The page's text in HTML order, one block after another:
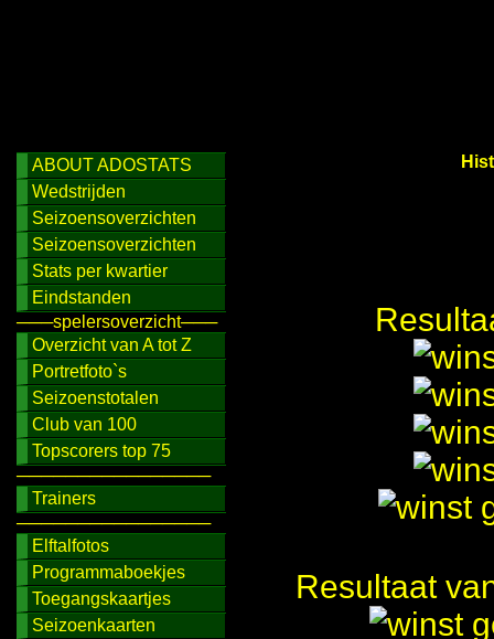
ABOUT ADOSTATS
Wedstrijden
Seizoensoverzichten
Seizoensoverzichten
Stats per kwartier
Eindstanden
───spelersoverzicht───
Overzicht van A tot Z
Portretfoto`s
Seizoenstotalen
Club van 100
Topscorers top 75
────────────────
Trainers
────────────────
Elftalfotos
Programmaboekjes
Toegangskaartjes
Seizoenkaarten
Resultaat